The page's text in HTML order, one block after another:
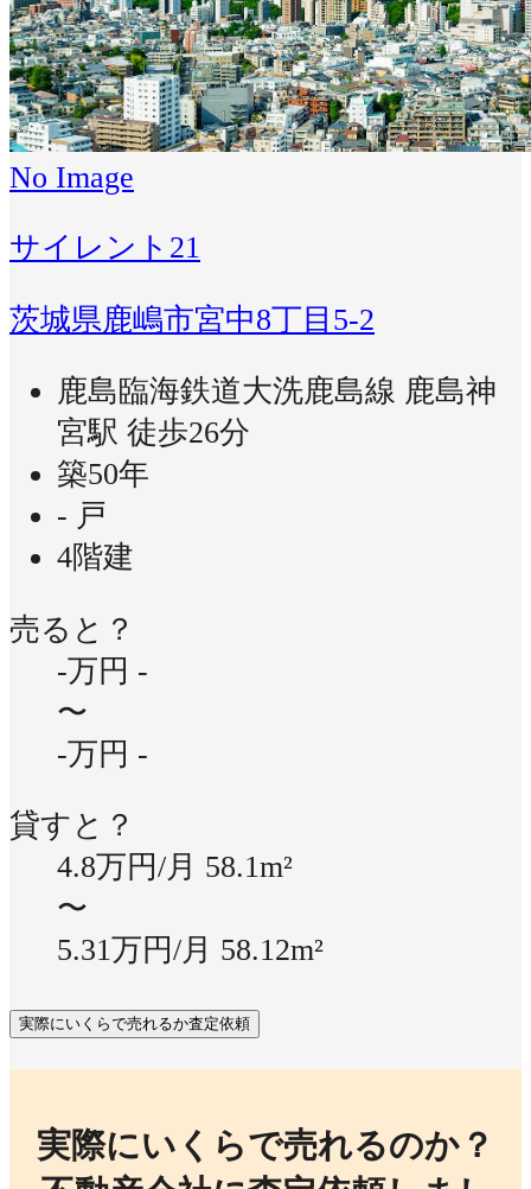
No Image
サイレント21
茨城県鹿嶋市宮中8丁目5-2
鹿島臨海鉄道大洗鹿島線 鹿島神
宮駅 徒歩26分
築50年
- 戸
4階建
売ると？
-万円 -
〜
-万円 -
貸すと？
4.8万円/月 58.1m²
〜
5.31万円/月 58.12m²
実際にいくらで売れるか査定依頼
実際にいくらで売れるのか？